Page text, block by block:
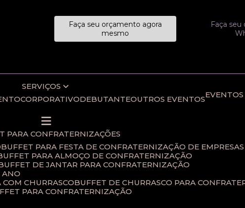
Faça seu orçamento agora
mesmo
Faça
SERVIÇOS
CORPORATIVO DEBUTANTE OUTROS EVENTOS
EVENTOS
PARA CONFRATERNIZAÇÕES
BUFFET PARA FESTA DE CONFRATERNIZAÇÃO DE EMPRESAS
BUFFET PARA ALMOÇO DE CONFRATERNIZAÇÃO​
BUFFET DE JANTAR PARA CONFRATERNIZAÇÃO​
ANO​
COM CHURRASCO
BUFFET DE CHURRASCO PARA
PARA CONFRATERNIZAÇÃO